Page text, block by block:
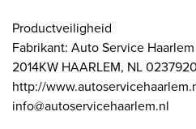
Productveiligheid
Fabrikant: Auto Service
2014KW HAARLEM, NL
http://
info@autoservicehaarlem.nl